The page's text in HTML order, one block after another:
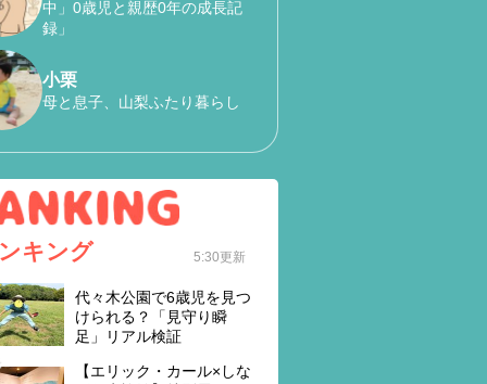
中」0歳児と親歴0年の成長記
録」
小栗
母と息子、山梨ふたり暮らし
キング 5:30更新
代々木公園で6歳児を見つ
けられる？「見守り瞬
足」リアル検証
【エリック・カール×しな